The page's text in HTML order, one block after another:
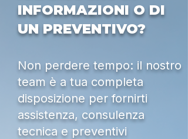
INFORMAZIONI O DI
UN PREVENTIVO?
Non perdere tempo: il nostro
team è a tua completa
disposizione per fornirti
assistenza, consulenza
tecnica e preventivi